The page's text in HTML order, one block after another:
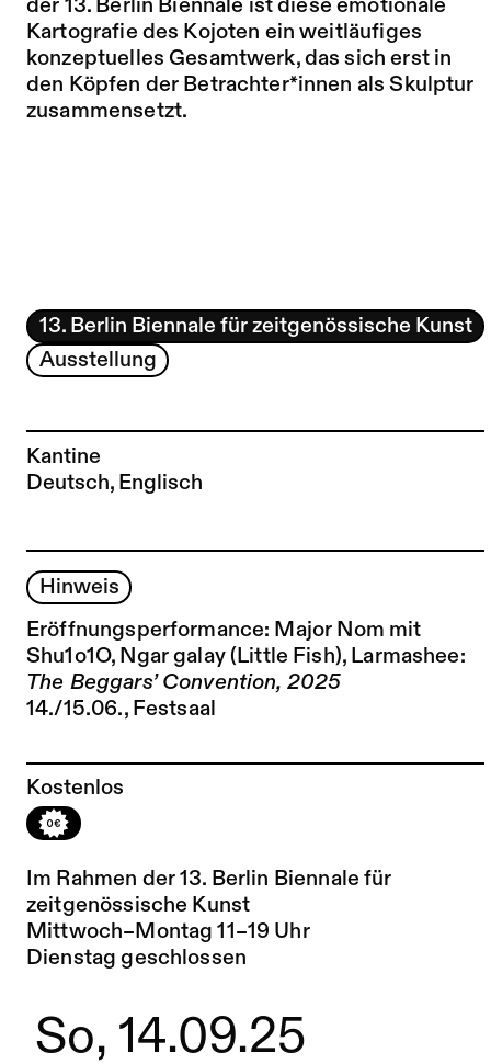
13. Berlin Biennale für zeitgenössische Kunst
Ausstellung
Kantine
Deutsch, Englisch
Hinweis
Eröffnungsperformance: Major Nom mit
Shu1o1O, Ngar galay (Little Fish), Larmashee:
The Beggars’ Convention, 2025
14./15.06., Festsaal
Kostenlos
Im Rahmen der13. Berlin Biennale für
zeitgenössische Kunst
Mittwoch–Montag 11–19 Uhr
Dienstag geschlossen
der 13. Berlin Biennale ist diese emotionale
Kartografie des Kojoten ein weitläufiges
konzeptuelles Gesamtwerk, das sich erst in
den Köpfen der Betrachter*innen als Skulptur
zusammensetzt.
So, 14.09.25